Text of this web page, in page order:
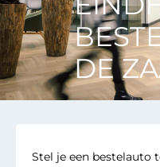
DE
Stel je een bestelauto